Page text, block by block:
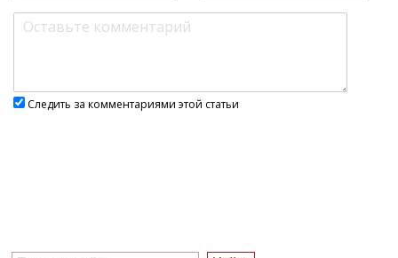
Следить за комментариями этой статьи